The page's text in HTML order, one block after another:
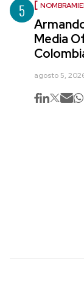
5
Media
agosto 5,